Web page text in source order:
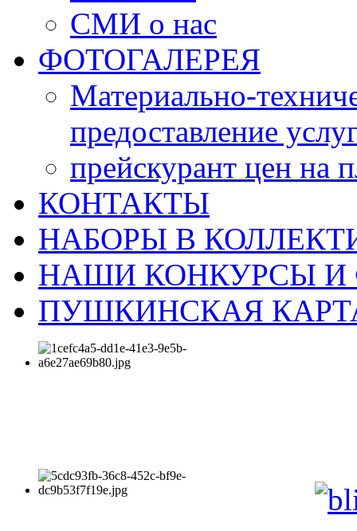
СМИ о нас
ФОТОГАЛЕРЕЯ
Материально-
предоставление
прейскурант цен на
КОНТАКТЫ
НАБОРЫ В
НАШИ КОНКУРСЫ И
ПУШКИНСКАЯ